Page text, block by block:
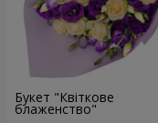
Букет "Квіткове
блаженство"